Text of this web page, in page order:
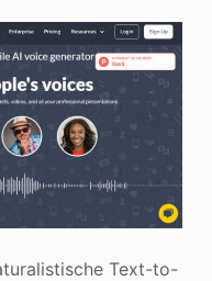
Text-to-